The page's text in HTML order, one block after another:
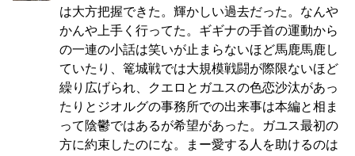
は大方把握できた。輝かしい過去だった。なんや
かんや上手く行ってた。ギギナの手首の運動から
の一連の小話は笑いが止まらないほど馬鹿馬鹿し
ていたり、篭城戦では大規模戦闘が際限ないほど
繰り広げられ、クエロとガユスの色恋沙汰があっ
たりとジオルグの事務所での出来事は本編と相ま
って陰鬱ではあるが希望があった。ガユス最初の
方に約束したのにな。まー愛する人を助けるのは